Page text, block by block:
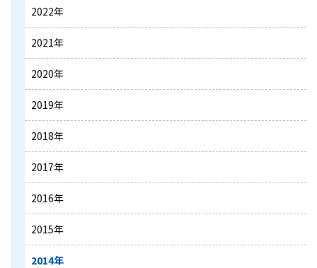
2022年
2021年
2020年
2019年
2018年
2017年
2016年
2015年
2014年